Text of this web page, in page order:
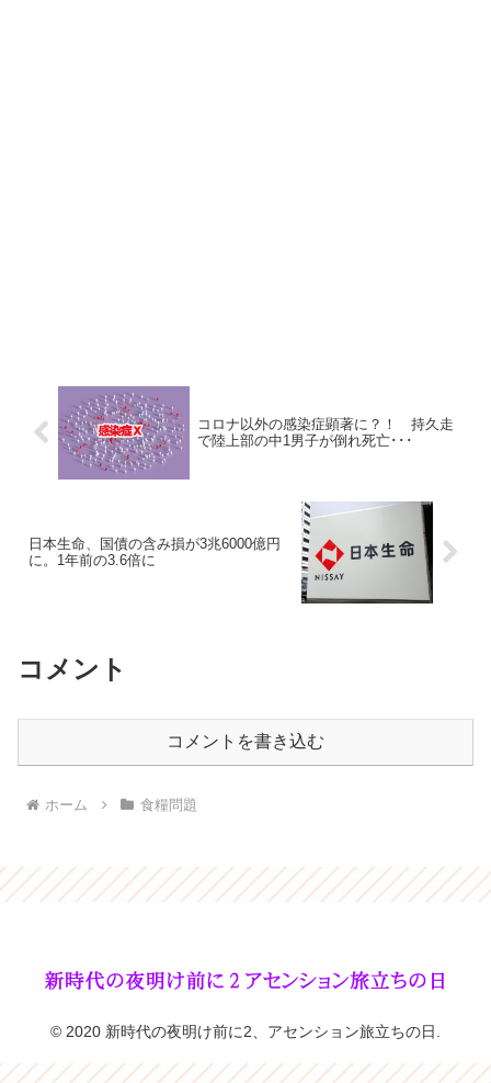
コロナ以外の感染症顕著に？！ 持久走
で陸上部の中1男子が倒れ死亡･･･
日本生命、国債の含み損が3兆6000億円
に。1年前の3.6倍に
コメント
コメントを書き込む
ホーム 食糧問題
© 2020 新時代の夜明け前に2、アセンション旅立ちの日.